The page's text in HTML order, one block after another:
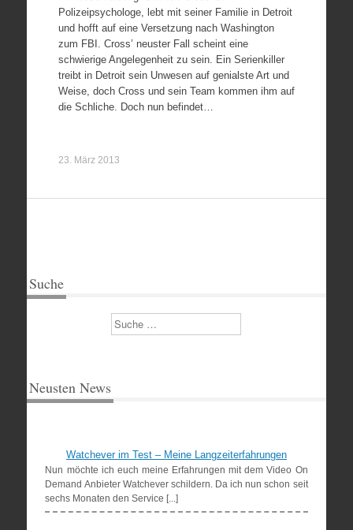
Polizeipsychologe, lebt mit seiner Familie in Detroit
und hofft auf eine Versetzung nach Washington
zum FBI. Cross’ neuster Fall scheint eine
schwierige Angelegenheit zu sein. Ein Serienkiller
treibt in Detroit sein Unwesen auf genialste Art und
Weise, doch Cross und sein Team kommen ihm auf
die Schliche. Doch nun befindet…
23. März 2013
Suche
Suchen
Neusten News
Watchever im Test – Meine Langzeiterfahrungen
Nun möchte ich euch meine Erfahrungen mit dem Video On
Demand Anbieter Watchever schildern. Da ich nun schon seit
sechs Monaten den Service [...]